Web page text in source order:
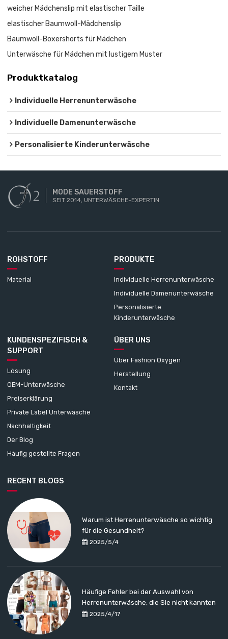
weicher Mädchenslip mit elastischer Taille
elastischer Baumwoll-Mädchenslip
Baumwoll-Boxershorts für Mädchen
Unterwäsche für Mädchen mit lustigem Muster
Produktkatalog
Individuelle Herrenunterwäsche
Individuelle Damenunterwäsche
Personalisierte Kinderunterwäsche
MODE SAUERSTOFF
SEIT 2014, UNTERWÄSCHE-EXPERTIN
ROHSTOFF
Material
PRODUKTE
Individuelle Herrenunterwäsche
Individuelle Damenunterwäsche
Personalisierte
Kinderunterwäsche
KUNDENSPEZIFISCH &
SUPPORT
Lösung
OEM-Unterwäsche
Preiserklärung
Private Label Unterwäsche
Nachhaltigkeit
Der Blog
Häufig gestellte Fragen
ÜBER UNS
Über Fashion Oxygen
Herstellung
Kontakt
RECENT BLOGS
2025/5/4
Warum ist Herrenunterwäsche so wichtig
für die Gesundheit?
2025/4/17
Häufige Fehler bei der Auswahl von
Herrenunterwäsche, die Sie nicht kannten